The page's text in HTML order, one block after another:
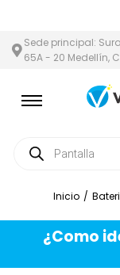
Sede principal:
65A - 20 Medellín,
Inicio /
¿Como